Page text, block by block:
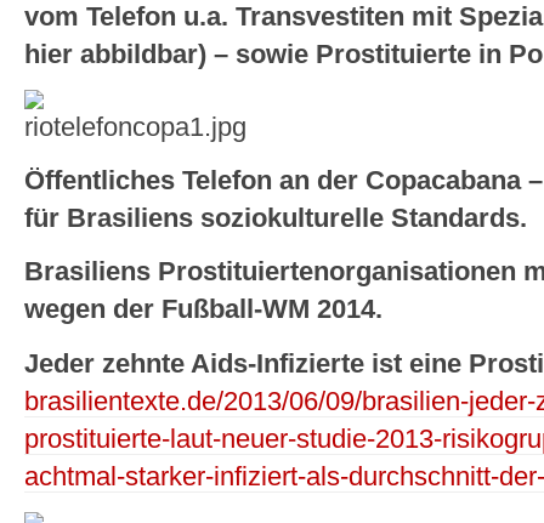
vom Telefon u.a. Transvestiten mit
hier abbildbar) – sowie Prostituierte in
Öffentliches Telefon an der Copacabana
für Brasiliens soziokulturelle Standards.
Brasiliens Prostituiertenorganisationen
wegen der Fußball-WM 2014.
Jeder zehnte Aids-Infizierte ist eine
brasilientexte.de/2013/06/09/brasilien-
prostituierte-laut-neuer-studie-2013-
achtmal-starker-infiziert-als-durchschnitt-